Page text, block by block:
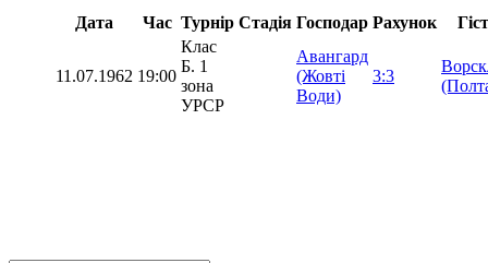
Дата Час Турнір Стадія Господар Рахунок
11.07.1962 19:00
Клас
Б. 1
зона
УРСР
Авангард
(Жовті
Води)
3:3